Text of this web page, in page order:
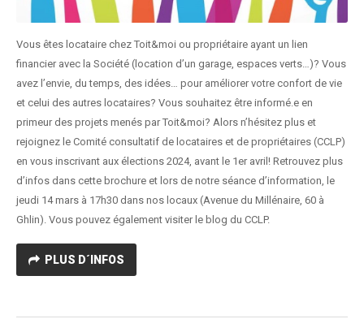
Vous êtes locataire chez Toit&moi ou propriétaire ayant un lien
financier avec la Société (location d’un garage, espaces verts…)? Vous
avez l’envie, du temps, des idées… pour améliorer votre confort de vie
et celui des autres locataires? Vous souhaitez être informé.e en
primeur des projets menés par Toit&moi? Alors n’hésitez plus et
rejoignez le Comité consultatif de locataires et de propriétaires (CCLP)
en vous inscrivant aux élections 2024, avant le 1er avril! Retrouvez plus
d’infos dans cette brochure et lors de notre séance d’information, le
jeudi 14 mars à 17h30 dans nos locaux (Avenue du Millénaire, 60 à
Ghlin). Vous pouvez également visiter le blog du CCLP.
PLUS D´INFOS